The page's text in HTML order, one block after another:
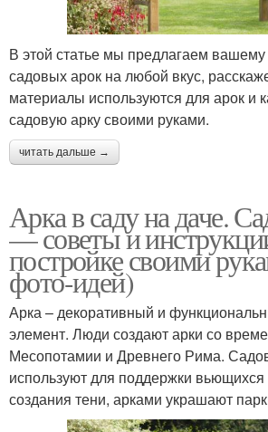
В этой статье мы предлагаем
садовых арок на любой вкус,
материалы используются для арок и
садовую арку своими руками.
читать дальше →
Арка в саду на даче.
— советы и
постройке своими
фото-идей)
Арка – декоративный и
элемент. Люди создают арки со
Месопотамии и Древнего Рима.
используют для поддержки вьющихся
создания тени, арками украшают